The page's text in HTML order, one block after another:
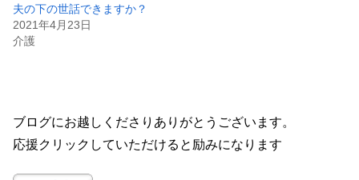
夫の下の世話できますか？
2021年4月23日
介護
ブログにお越しくださりありがとうございます。
応援クリックしていただけると励みになります